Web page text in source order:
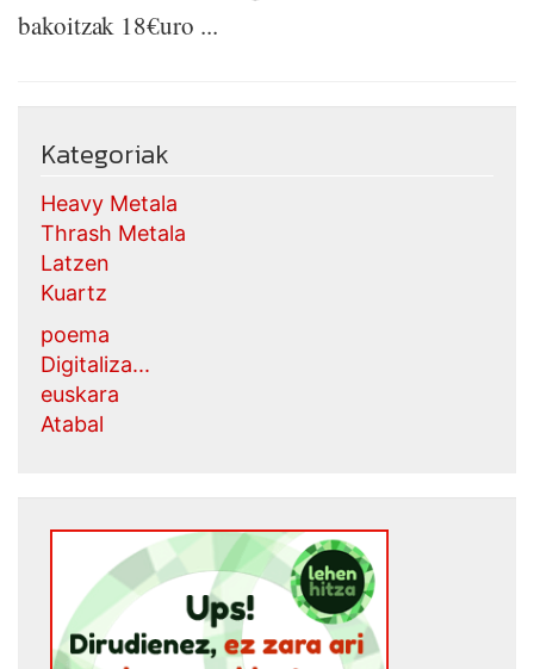
bakoitzak 18€uro ...
Kategoriak
Heavy Metala
Thrash Metala
Latzen
Kuartz
poema
Digitaliza...
euskara
Atabal